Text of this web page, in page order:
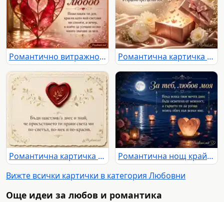
Романтично витражно сърце с надпис „Моя любов“ и нежно любовно послание Романтична картичка с блестящ подарък, сърца, цветя и нежно послание за любов
Романтична картичка с червено сърце, златни орнаменти и нежно послание
Романтична нощ край езеро с луна, рози, светещи сърца и любовно послание
Вижте всички картички в категория Любовни
Още идеи за любов и романтика